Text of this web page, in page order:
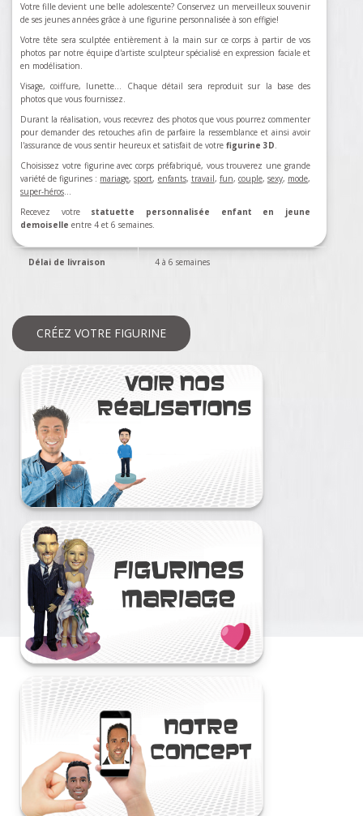
Votre fille devient une belle adolescente? Conservez un merveilleux souvenir
de ses jeunes années grâce à une figurine personnalisée à son effigie!
Votre tête sera sculptée entièrement à la main sur ce corps à partir de vos
photos par notre équipe d'artiste sculpteur spécialisé en expression faciale et
en modélisation.
Visage, coiffure, lunette... Chaque détail sera reproduit sur la base des
photos que vous fournissez.
Durant la réalisation, vous recevrez des photos que vous pourrez commenter
pour demander des retouches afin de parfaire la ressemblance et ainsi avoir
l'assurance de vous sentir heureux et satisfait de votre figurine 3D.
Choisissez votre figurine avec corps préfabriqué, vous trouverez une grande
variété de figurines : mariage,sport, enfants, travail, fun, couple, sexy, mode,
super-héros…
Recevez votre statuette personnalisée enfant en jeune
demoiselle entre 4 et 6 semaines.
Délai de livraison 4 à 6 semaines
CRÉEZ VOTRE FIGURINE